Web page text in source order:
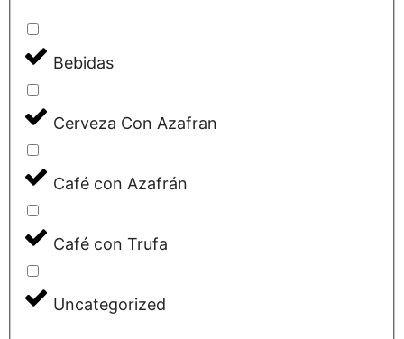
Bebidas
Cerveza Con Azafran
Café con Azafrán
Café con Trufa
Uncategorized